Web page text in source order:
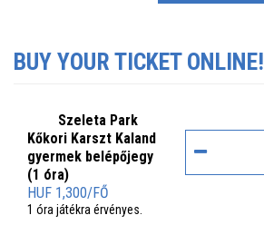
BUY YOUR TICKET ONLINE!
Szeleta Park
Kőkori Karszt Kaland
gyermek belépőjegy
(1 óra)
HUF 1,300/FŐ
1 óra játékra érvényes.